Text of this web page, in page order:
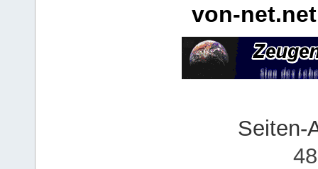
von-net.net
Seiten-